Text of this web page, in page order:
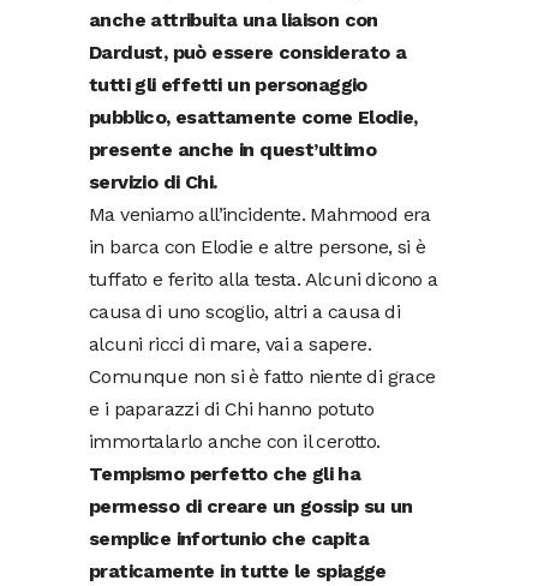
anche attribuita una liaison con
Dardust, può essere considerato a
tutti gli effetti un personaggio
pubblico, esattamente come Elodie,
presente anche in quest’ultimo
servizio di Chi.
Ma veniamo all’incidente. Mahmood era
in barca con Elodie e altre persone, si è
tuffato e ferito alla testa. Alcuni dicono a
causa di uno scoglio, altri a causa di
alcuni ricci di mare, vai a sapere.
Comunque non si è fatto niente di grace
e i paparazzi di Chi hanno potuto
immortalarlo anche con il cerotto.
Tempismo perfetto che gli ha
permesso di creare un gossip su un
semplice infortunio che capita
praticamente in tutte le spiagge